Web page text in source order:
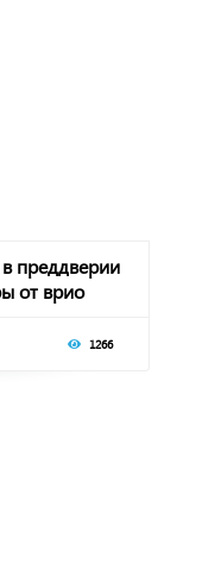
преддверии
от врио
1266